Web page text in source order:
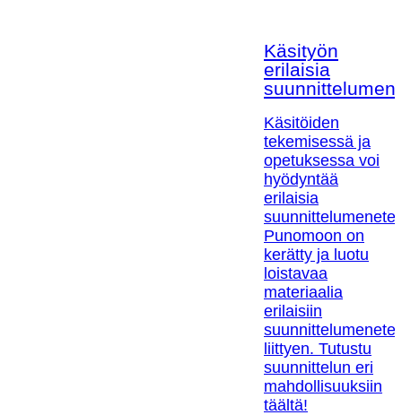
Käsityön
erilaisia
Käsitöiden
tekemisessä ja
opetuksessa voi
hyödyntää
erilaisia
Punomoon on
kerätty ja luotu
loistavaa
materiaalia
erilaisiin
liittyen. Tutustu
suunnittelun eri
mahdollisuuksiin
täältä!